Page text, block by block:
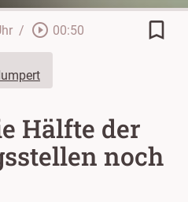
/ play_circle_outline 00:50 bookmark_border
Hälfte der
noch